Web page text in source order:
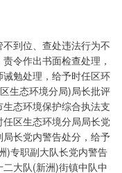
到位、查处违法行为不
令作出书面检查处理，
勉处理，给予时任区环
生态环境分局)局长批评
态环境保护综合执法支
区生态环境分局局长党
长党内警告处分，给予
)专职副大队长党内警告
大队(新洲)街镇中队中